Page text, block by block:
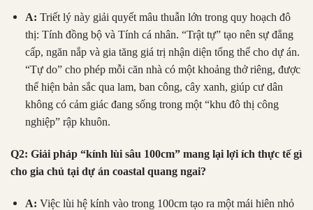
A: Triết lý này giải quyết mâu thuẫn lớn trong quy hoạch đô
thị: Tính đồng bộ và Tính cá nhân. “Trật tự” tạo nên sự đẳng
cấp, ngăn nắp và gia tăng giá trị nhận diện tổng thể cho dự án.
“Tự do” cho phép mỗi căn nhà có một khoảng thở riêng, được
thể hiện bản sắc qua lam, ban công, cây xanh, giúp cư dân
không có cảm giác đang sống trong một “khu đô thị công
nghiệp” rập khuôn.
Q2: Giải pháp “kính lùi sâu 100cm” mang lại lợi ích thực tế gì
cho gia chủ tại dự án coastal quang ngai?
A: Việc lùi hệ kính vào trong 100cmtạo ra một mái hiên nhỏ